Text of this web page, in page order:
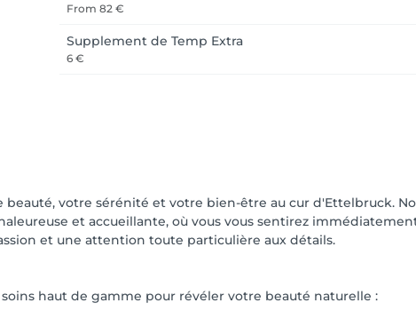
From 82 €
Supplement de Temp Extra
6 €
votre sérénité et votre bien-être au cur d'Ettelbruck.
et accueillante, où vous vous sentirez
et une attention toute particulière aux détails.
haut de gamme pour révéler votre beauté naturelle :